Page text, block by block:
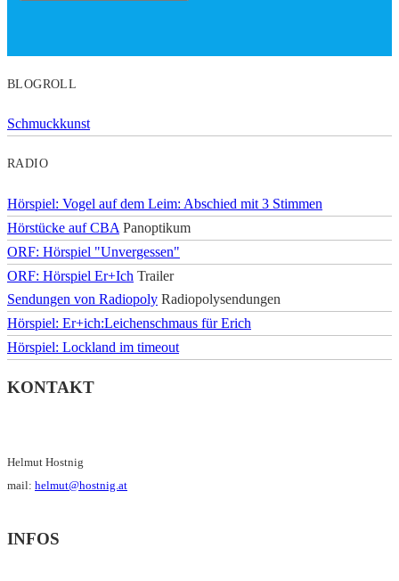
BLOGROLL
Schmuckkunst
RADIO
Hörspiel: Vogel auf dem Leim: Abschied mit 3 Stimmen
Hörstücke auf CBA Panoptikum
ORF: Hörspiel "Unvergessen"
ORF: Hörspiel Er+Ich Trailer
Sendungen von Radiopoly Radiopolysendungen
Hörspiel: Er+ich:Leichenschmaus für Erich
Hörspiel: Lockland im timeout
KONTAKT
Helmut Hostnig
mail: helmut@hostnig.at
INFOS